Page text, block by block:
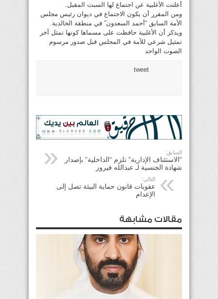
أعلنت الأغلبية عن اجتماع لها السبت المقبل.
ومن المقرر أن يكون الاجتماع في ديوان رئيس مجلس
الأمة السابق “أحمد السعدون” في منطقة الخالدية.
ويذكر أن الأغلبية حافظت على مسماها كونها تمثل آخر
تمثيل شرعي للأمة في المجلس قبل صدور مرسوم
الصوت الواحد
tweet
السابق:
“الاستئناف الإدارية” تلزم “الداخلية” بإصدار
شهادة الجنسية لـ عبدالله فيروز
التالي:
عقوبات قانون حماية البيئة تصل إلى
الإعدام
مقالات مشابهة